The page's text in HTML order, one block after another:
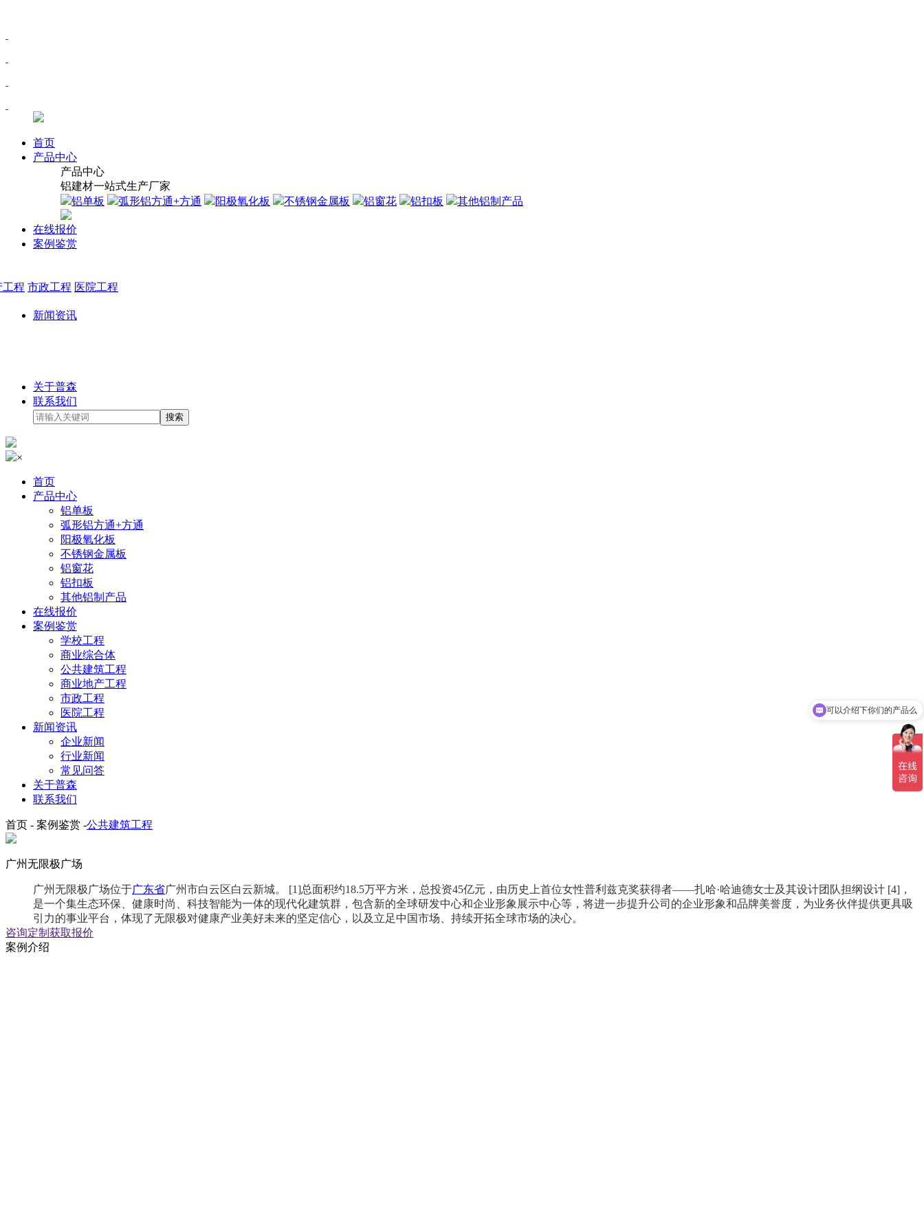
首页
产品中心
产品中心
铝建材一站式生产厂家
铝单板
弧形铝方通+方通 阳极氧化板 不锈钢金属板 铝窗花 铝扣板 其他铝制产品
在线报价
案例鉴赏
工程 市政工程 医院工程
新闻资讯
关于普森
联系我们
×
首页
产品中心
铝单板
弧形铝方通+方通
阳极氧化板
不锈钢金属板
铝窗花
铝扣板
其他铝制产品
在线报价
案例鉴赏
学校工程
商业综合体
公共建筑工程
商业地产工程
市政工程
医院工程
新闻资讯
企业新闻
行业新闻
常见问答
关于普森
联系我们
首页 - 案例鉴赏 -公共建筑工程
广州无限极广场
广州无限极广场位于广东省广州市白云区白云新城。 [1]总面积约18.5万平方米，总投资45亿元，由历史上首位女性普利兹克奖获得者——扎哈·哈迪德女士及其设计团队担纲设计 [4] ，
是一个集生态环保、健康时尚、科技智能为一体的现代化建筑群，包含新的全球研发中心和企业形象展示中心等，将进一步提升公司的企业形象和品牌美誉度，为业务伙伴提供更具吸
引力的事业平台，体现了无限极对健康产业美好未来的坚定信心，以及立足中国市场、持续开拓全球市场的决心。
咨询定制 获取报价
案例介绍
可以介绍下你们的产品么